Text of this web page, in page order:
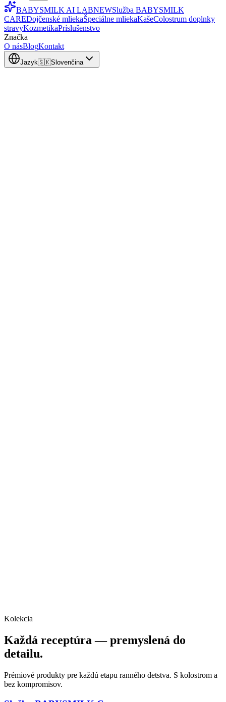
BABYSMILK AI LABNEWSlužba BABYSMILK
CAREDojčenské mliekaŠpeciálne mliekaKašeColostrum doplnky
stravyKozmetikaPríslušenstvo
Značka
O násBlogKontakt
Jazyk🇸🇰Slovenčina
Kolekcia
Každá receptúra — premyslená do
detailu.
Prémiové produkty pre každú etapu ranného detstva. S kolostrom a
bez kompromisov.